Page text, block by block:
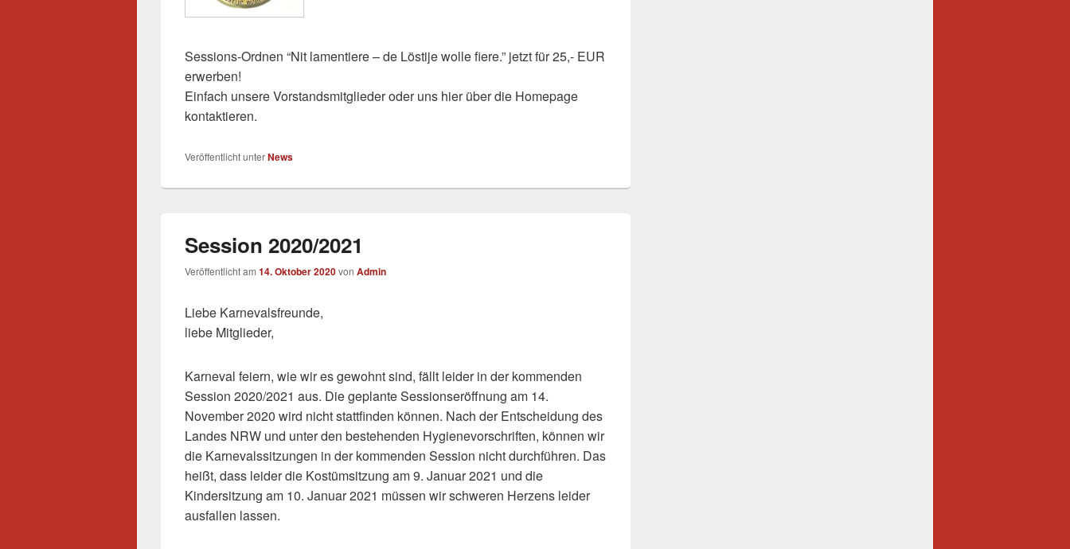
Sessions-Ordnen “Nit lamentiere – de Löstije wolle fiere.” jetzt für 25,- EUR
erwerben!
Einfach unsere Vorstandsmitglieder oder uns hier über die Homepage
kontaktieren.
Veröffentlicht unterNews
Session 2020/2021
Veröffentlicht am 14. Oktober 2020von Admin
Liebe Karnevalsfreunde,
liebe Mitglieder,
Karneval feiern, wie wir es gewohnt sind, fällt leider in der kommenden
Session 2020/2021 aus. Die geplante Sessionseröffnung am 14.
November 2020 wird nicht stattfinden können. Nach der Entscheidung des
Landes NRW und unter den bestehenden Hygienevorschriften, können wir
die Karnevalssitzungen in der kommenden Session nicht durchführen. Das
heißt, dass leider die Kostümsitzung am 9. Januar 2021 und die
Kindersitzung am 10. Januar 2021 müssen wir schweren Herzens leider
ausfallen lassen.